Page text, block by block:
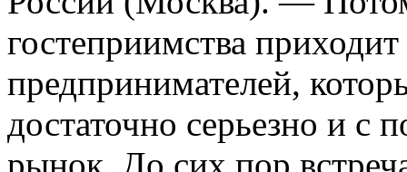
гостеприимства
предпринимателей,
достаточно серьезно и с
рынок. До сих пор